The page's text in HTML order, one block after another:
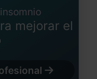
mejorar el